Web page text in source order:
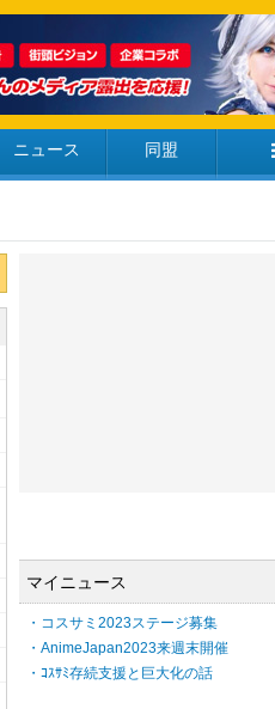
ニュース 同盟
マイニュース
・コスサミ2023ステージ募集
・AnimeJapan2023来週末開催
・ｺｽｻﾐ存続支援と巨大化の話